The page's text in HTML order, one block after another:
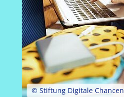
© Stiftung Digitale Chancen